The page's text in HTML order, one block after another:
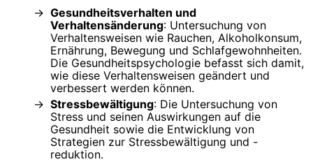
Gesundheitsverhalten und
Verhaltensänderung: Untersuchung von
Verhaltensweisen wie Rauchen, Alkoholkonsum,
Ernährung, Bewegung und Schlafgewohnheiten.
Die Gesundheitspsychologie befasst sich damit,
wie diese Verhaltensweisen geändert und
verbessert werden können.
Stressbewältigung: Die Untersuchung von
Stress und seinen Auswirkungen auf die
Gesundheit sowie die Entwicklung von
Strategien zur Stressbewältigung und -
reduktion.